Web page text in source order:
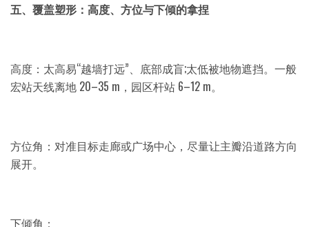
五、覆盖塑形：高度、方位与下倾的拿捏
高度：太高易“越墙打远”、底部成盲;太低被地物遮挡。一般
宏站天线离地 20–35 m，园区杆站 6–12 m。
方位角：对准目标走廊或广场中心，尽量让主瓣沿道路方向
展开。
下倾角：